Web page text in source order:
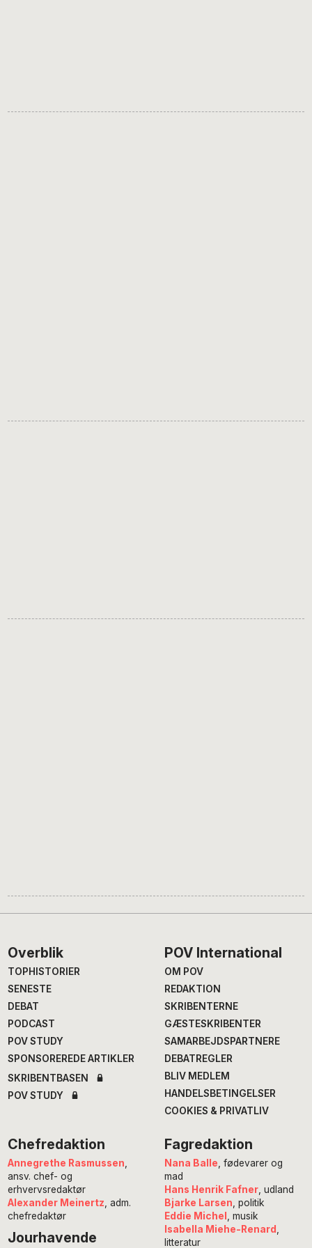
Footer
Overblik
TOPHISTORIER
SENESTE
DEBAT
PODCAST
POV STUDY
SPONSOREREDE ARTIKLER
SKRIBENTBASEN
POV STUDY
POV International
OM POV
REDAKTION
SKRIBENTERNE
GÆSTESKRIBENTER
SAMARBEJDSPARTNERE
DEBATREGLER
BLIV MEDLEM
HANDELSBETINGELSER
COOKIES & PRIVATLIV
Chefredaktion
Annegrethe Rasmussen,
ansv. chef- og
erhvervsredaktør
Alexander Meinertz, adm.
chefredaktør
Jourhavende
Fagredaktion
Nana Balle, fødevarer og
mad
Hans Henrik Fafner, udland
Bjarke Larsen, politik
Eddie Michel , musik
Isabella Miehe-Renard ,
litteratur